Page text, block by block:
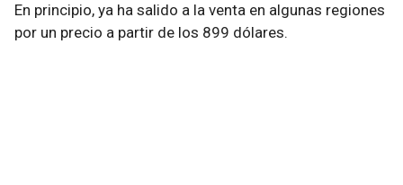
En principio, ya ha salido a la venta en algunas regiones
por un precio a partir de los 899 dólares.